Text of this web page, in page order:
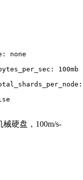
none
100mb
硬盘，100m/s-